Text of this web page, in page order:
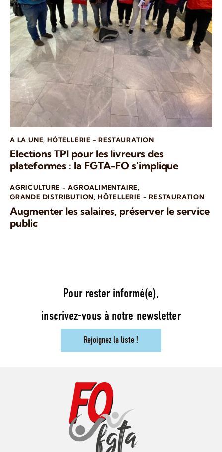
A LA UNE,HÔTELLERIE - RESTAURATION
Elections TPI pour les livreurs des
plateformes : la FGTA-FO s’implique
AGRICULTURE - AGROALIMENTAIRE,
GRANDE DISTRIBUTION, HÔTELLERIE - RESTAURATION
Augmenter les salaires, préserver le service
public
Pour rester informé(e),
inscrivez-vous à notre newsletter
Rejoignez la liste !